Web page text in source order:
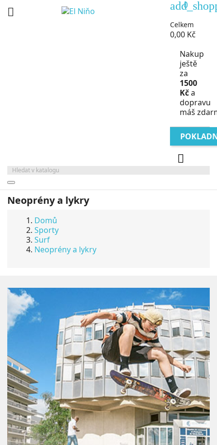

0
Celkem
0,00 Kč
Nakup
ještě
za
1500
Kča
dopravu
máš

Neoprény a lykry
Domů
Sporty
Surf
Neoprény a lykry